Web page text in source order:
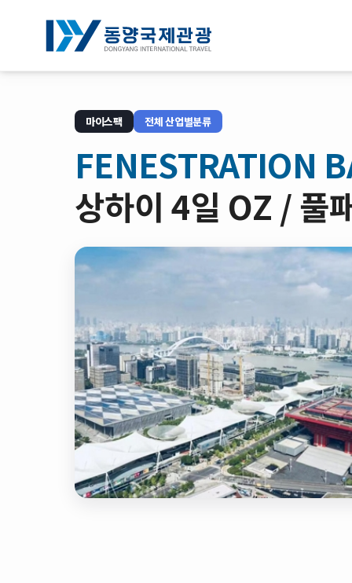
마이스팩 전체 산업별분류
FENESTRATION
상하이 4일 OZ / 풀